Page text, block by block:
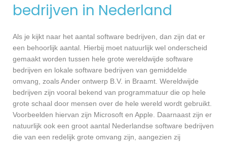
bedrijven in Nederland
Als je kijkt naar het aantal software bedrijven, dan zijn dat er
een behoorlijk aantal. Hierbij moet natuurlijk wel onderscheid
gemaakt worden tussen hele grote wereldwijde software
bedrijven en lokale software bedrijven van gemiddelde
omvang, zoals Ander ontwerp B.V. in Braamt. Wereldwijde
bedrijven zijn vooral bekend van programmatuur die op hele
grote schaal door mensen over de hele wereld wordt gebruikt.
Voorbeelden hiervan zijn Microsoft en Apple. Daarnaast zijn er
natuurlijk ook een groot aantal Nederlandse software bedrijven
die van een redelijk grote omvang zijn, aangezien zij